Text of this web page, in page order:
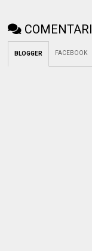
BLOGGER FACEBOOK